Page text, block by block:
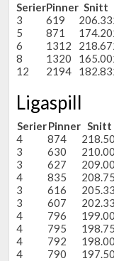
SerierPinner Snitt
3
619 206.33
5
871 174.20
6
1312 218.67
8
1320 165.00
12
2194 182.83
Ligaspill
SerierPinner Snitt
4
874 218.50
3
630 210.00
3
627 209.00
4
835 208.75
3
616 205.33
3
607 202.33
4
796 199.00
4
795 198.75
4
792 198.00
4
790 197.50